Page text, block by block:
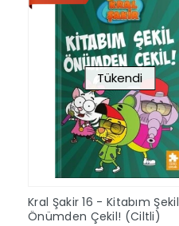
Tükendi
Kral Şakir 16 - Kitabım Şekil
Önümden Çekil! (Ciltli)